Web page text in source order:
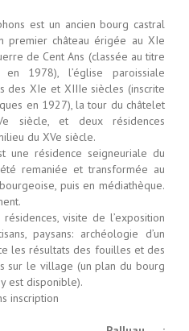
est un ancien bourg castral
premier château érigée au XIe
de Cent Ans (classée au titre
en 1978), l’église paroissiale
des XIe et XIIIe siècles (inscrite
en 1927), la tour du châtelet
siècle, et deux résidences
du XVe siècle.
une résidence seigneuriale du
remaniée et transformée au
puis en médiathèque.
visite de l’exposition
paysans: archéologie d’un
les résultats des fouilles et des
sur le village (un plan du bourg
est disponible).
inscription